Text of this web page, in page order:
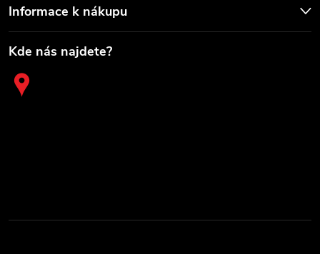
Informace k nákupu
Kde nás najdete?